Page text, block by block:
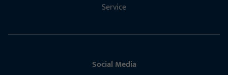
Service
Social Media